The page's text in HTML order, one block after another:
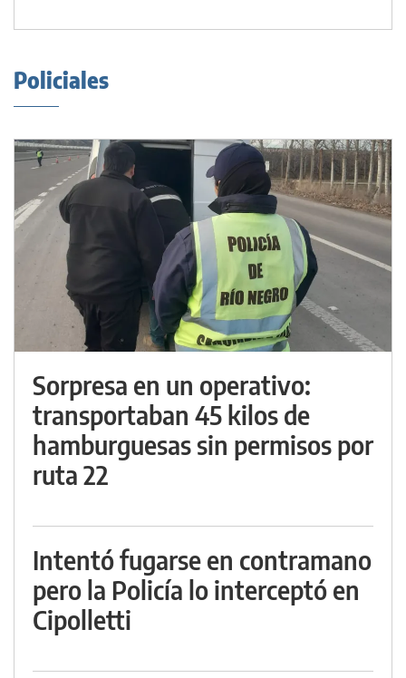
Policiales
Sorpresa en un operativo:
transportaban 45 kilos de
hamburguesas sin permisos por
ruta 22
Intentó fugarse en contramano
pero la Policía lo interceptó en
Cipolletti